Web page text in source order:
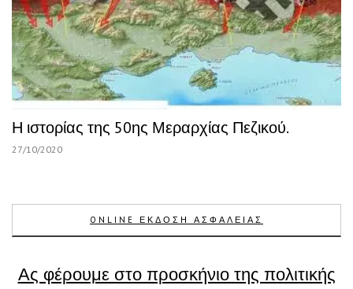
Η ιστορίας της 50ης Μεραρχίας Πεζικού.
27/10/2020
ONLINE ΕΚΔΟΣΗ ΑΣΦΑΛΕΙΑΣ
Ας φέρουμε στο προσκήνιο της πολιτικής